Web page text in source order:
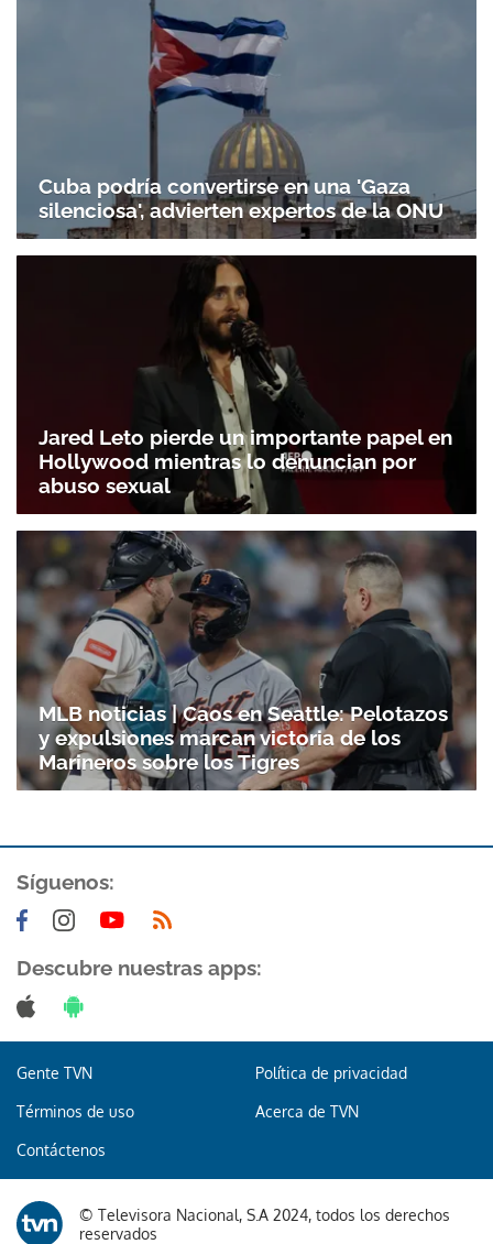
Gracias por suscribirte a nuestro boletín.
Cuba podría convertirse en una 'Gaza
silenciosa', advierten expertos de la ONU
Jared Leto pierde un importante papel en
Hollywood mientras lo denuncian por
abuso sexual
MLB noticias | Caos en Seattle: Pelotazos
y expulsiones marcan victoria de los
Marineros sobre los Tigres
Síguenos:
Descubre nuestras apps:
Gente TVN Política de privacidad
Términos de uso Acerca de TVN
Contáctenos
© Televisora Nacional, S.A 2024, todos los derechos
reservados